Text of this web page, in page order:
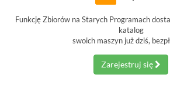
Funkcję Zbiorów na Starych Programach
katalog
swoich maszyn już dziś,
Zarejestruj się